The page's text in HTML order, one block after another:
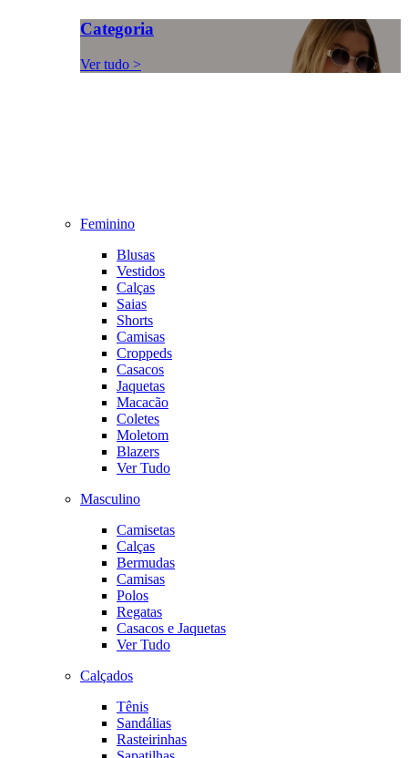
Categoria
Ver tudo >
Feminino
Blusas
Vestidos
Calças
Saias
Shorts
Camisas
Croppeds
Casacos
Jaquetas
Macacão
Coletes
Moletom
Blazers
Ver Tudo
Masculino
Camisetas
Calças
Bermudas
Camisas
Polos
Regatas
Casacos e Jaquetas
Ver Tudo
Calçados
Tênis
Sandálias
Rasteirinhas